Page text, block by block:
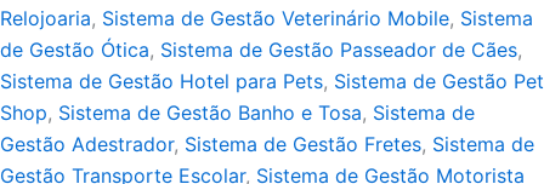
Relojoaria, Sistema de Gestão Veterinário Mobile, Sistema
de Gestão Ótica, Sistema de Gestão Passeador de Cães,
Sistema de Gestão Hotel para Pets, Sistema de Gestão Pet
Shop, Sistema de Gestão Banho e Tosa, Sistema de
Gestão Adestrador, Sistema de Gestão Fretes, Sistema de
Gestão Transporte Escolar, Sistema de Gestão Motorista